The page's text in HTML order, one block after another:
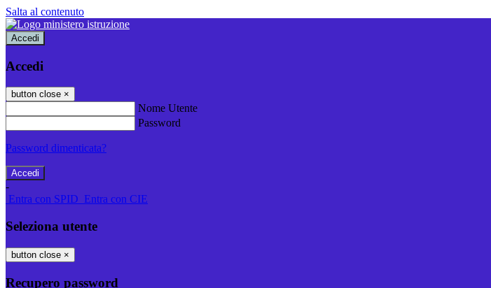
Salta al contenuto
Accedi
Accedi
button close ×
Nome Utente
Password
Password dimenticata?
-
Entra con SPID Entra con CIE
Seleziona utente
button close ×
Recupero password